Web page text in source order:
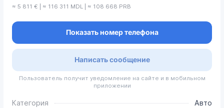
≈ 5 811 € | ≈ 116 311 MDL | ≈ 108 668 PRB
Показать номер телефона
Написать сообщение
Пользователь получит уведомление на сайте и в мобильном
приложении
Категория
Авто